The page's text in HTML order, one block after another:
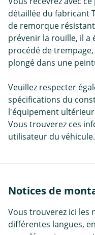
détaillée du fabricant
de remorque
prévenir la rouille, il a
procédé de
plongé dans une
Veuillez respecter
spécifications du
l'équipement
Vous trouverez ces
utilisateur du véhicule.
Notices de
Vous trouverez ici les
différentes langues,